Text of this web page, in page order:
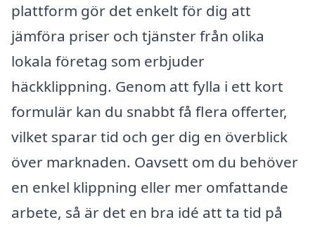
plattform gör det enkelt för dig att
jämföra priser och tjänster från olika
lokala företag som erbjuder
häckklippning. Genom att fylla i ett kort
formulär kan du snabbt få flera offerter,
vilket sparar tid och ger dig en överblick
över marknaden. Oavsett om du behöver
en enkel klippning eller mer omfattande
arbete, så är det en bra idé att ta tid på